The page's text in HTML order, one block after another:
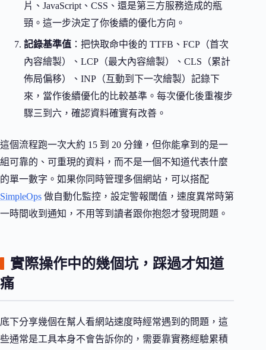
片、JavaScript、CSS、還是第三方服務造成的瓶
頸。這一步決定了你後續的優化方向。
記錄基準值 ：把快取命中後的 TTFB、FCP（首次
內容繪製）、LCP（最大內容繪製）、CLS（累計
佈局偏移）、INP（互動到下一次繪製）記錄下
來，當作後續優化的比較基準。每次優化後重複步
驟三到六，確認資料確實有改善。
這個流程跑一次大約 15 到 20 分鐘，但你能拿到的是一
組可靠的、可重現的資料，而不是一個不知道代表什麼
的單一數字。如果你同時管理多個網站，可以搭配
SimpleOps 做自動化監控，設定警報閾值，速度異常時第
一時間收到通知，不用等到讀者跟你抱怨才發現問題。
實際操作中的幾個坑，踩過才知道
痛
底下分享幾個在幫人看網站速度時經常遇到的問題，這
些通常是工具本身不會告訴你的，需要靠實務經驗累積